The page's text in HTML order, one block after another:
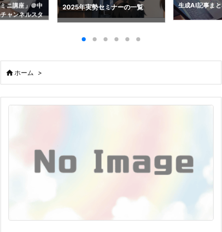
ニ講座」＠中
ャンネルスタ
2025年実勢セミナーの一覧 生成AI記事ま
ホーム >